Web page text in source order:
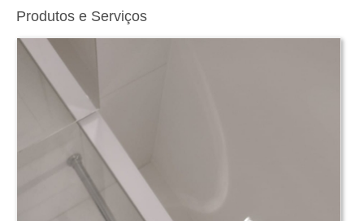
Produtos e Serviços